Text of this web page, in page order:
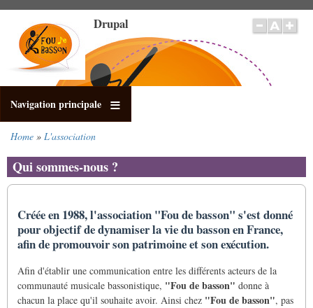
main
content
Drupal
Navigation principale
Home L'association
Qui sommes-nous ?
Créée en 1988, l'association "Fou de basson" s'est donné
pour objectif de dynamiser la vie du basson en France,
afin de promouvoir son patrimoine et son exécution.
Afin d'établir une communication entre les différents acteurs de la
communauté musicale bassonistique, "Fou de basson" donne à
chacun la place qu'il souhaite avoir. Ainsi chez "Fou de basson", pas